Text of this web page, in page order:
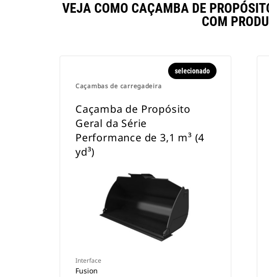
VEJA COMO CAÇAMBA DE
COM
Caçambas de carregadeira
selecionado
Caçamba de Propósito
Geral da Série
Performance de 3,1 m³ (4
yd³)
Interface
Fusion